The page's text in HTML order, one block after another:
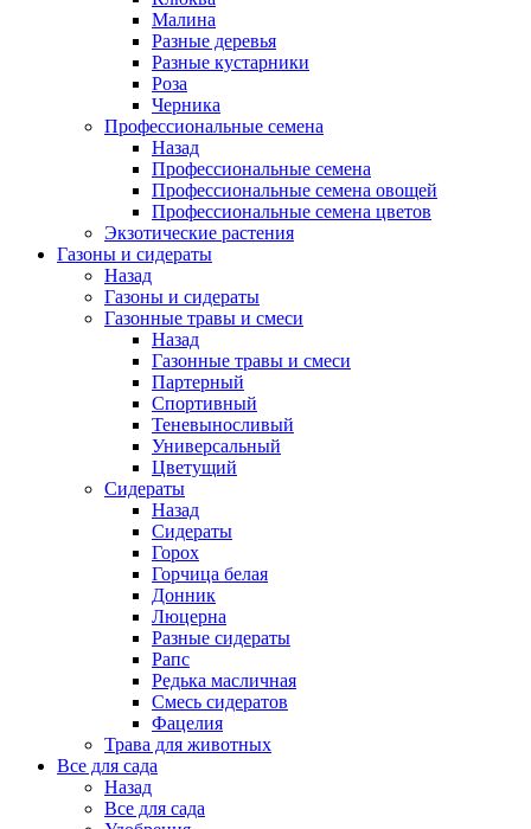
Малина
Разные деревья
Разные кустарники
Роза
Черника
Профессиональные семена
Назад
Профессиональные семена
Профессиональные семена овощей
Профессиональные семена цветов
Экзотические растения
Газоны и сидераты
Назад
Газоны и сидераты
Газонные травы и смеси
Назад
Газонные травы и смеси
Партерный
Спортивный
Теневыносливый
Универсальный
Цветущий
Сидераты
Назад
Сидераты
Горох
Горчица белая
Донник
Люцерна
Разные сидераты
Рапс
Редька масличная
Смесь сидератов
Фацелия
Трава для животных
Все для сада
Назад
Все для сада